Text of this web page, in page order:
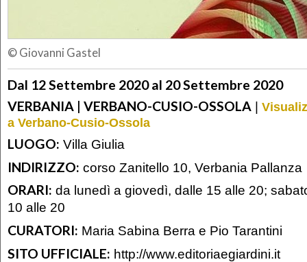
© Giovanni Gastel
Dal 12 Settembre 2020 al 20 Settembre 2020
VERBANIA | VERBANO-CUSIO-OSSOLA |
a Verbano-Cusio-Ossola
LUOGO: Villa Giulia
INDIRIZZO: corso Zanitello 10, Verbania Pallanza
ORARI: da lunedì a giovedì, dalle 15 alle 20;
10 alle 20
CURATORI: Maria Sabina Berra e Pio Tarantini
SITO UFFICIALE: http://www.editoriaegiardini.it